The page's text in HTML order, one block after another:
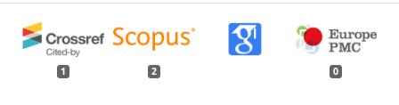
1 2 0